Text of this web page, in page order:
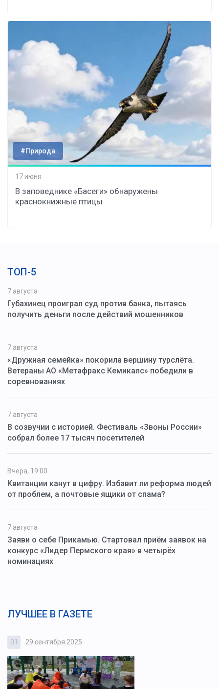
#Природа
17 июня
В заповеднике «Басеги» обнаружены
краснокнижные птицы
ТОП-5
7 августа
Губахинец проиграл суд против банка, пытаясь
получить деньги после действий мошенников
7 августа
«Дружная семейка» покорила вершину турслёта.
Ветераны АО «Метафракс Кемикалс» победили в
соревнованиях
7 августа
В созвучии с историей. Фестиваль «Звоны России»
собрал более 17 тысяч посетителей
Вчера, 19:00
Квитанции канут в цифру. Избавит ли реформа людей
от проблем, а почтовые ящики от спама?
7 августа
Заяви о себе Прикамью. Стартовал приём заявок на
конкурс «Лидер Пермского края» в четырёх
номинациях
ЛУЧШЕЕ В ГАЗЕТЕ
01 29 сентября 2025